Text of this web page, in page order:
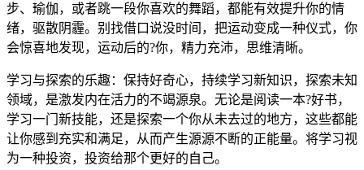
步、瑜伽，或者跳一段你喜欢的舞蹈，都能有效提升你的情
绪，驱散阴霾。别找借口说没时间，把运动变成一种仪式，你
会惊喜地发现，运动后的?你，精力充沛，思维清晰。
学习与探索的乐趣：保持好奇心，持续学习新知识，探索未知
领域，是激发内在活力的不竭源泉。无论是阅读一本?好书，
学习一门新技能，还是探索一个你从未去过的地方，这些都能
让你感到充实和满足，从而产生源源不断的正能量。将学习视
为一种投资，投资给那个更好的自己。